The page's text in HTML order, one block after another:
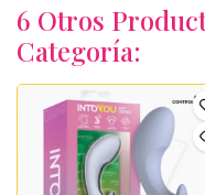
6 Otros
Categoría: